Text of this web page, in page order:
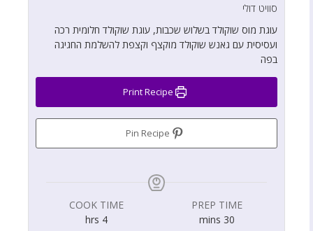
סוויט דולי
עוגת מוס שוקולד בשלוש שכבות, עוגת שוקולד חלומית רכה
ועסיסית עם גאנש שוקולד מוקצף וקצפת להשלמת החגיגה
בפה
PREP TIME
30
mins
COOK TIME
4
hrs